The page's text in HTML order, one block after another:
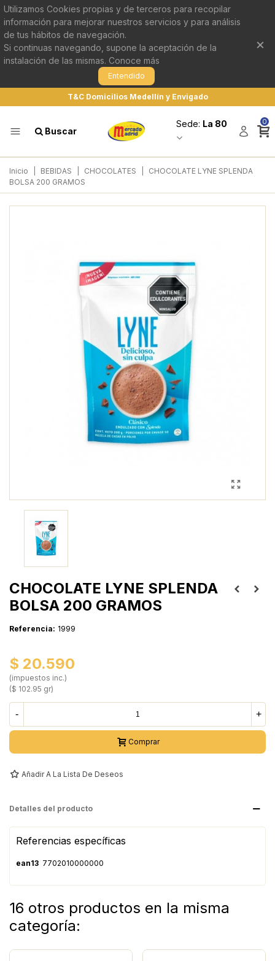
Utilizamos Cookies propias y de terceros para recopilar
información para mejorar nuestros servicios y para análisis
de tus hábitos de navegación.
Si continuas navegando, supone la aceptación de la
instalación de las mismas. Conoce más
Entendido
×
T&C Domicilios Medellín y Envigado
Buscar
Sede: La 80 0
Inicio BEBIDAS CHOCOLATES
CHOCOLATE LYNE SPLENDA
BOLSA 200 GRAMOS
CHOCOLATE LYNE SPLENDA
BOLSA 200 GRAMOS
Referencia: 1999
$ 20.590
(impuestos inc.)
($ 102.95 gr)
- +
Comprar
Añadir A La Lista De Deseos
Detalles del producto
Referencias específicas
ean13 7702010000000
16 otros productos en la misma
categoría: